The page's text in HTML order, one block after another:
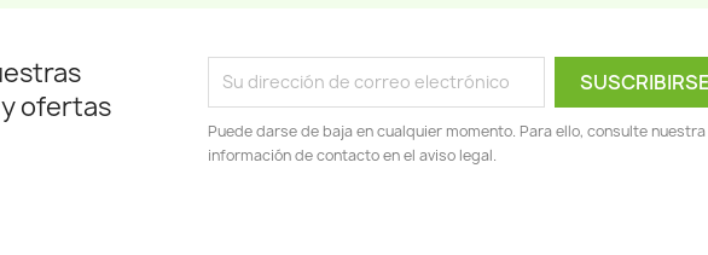
ofertas
Puede darse de baja en cualquier momento. Para ello, consulte nuestra
información de contacto en el aviso legal.